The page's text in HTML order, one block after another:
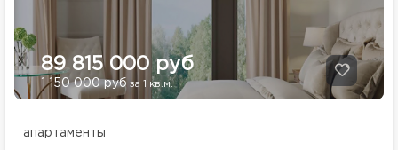
89 815 000 руб
1 150 000 руб за 1 кв.м.
апартаменты